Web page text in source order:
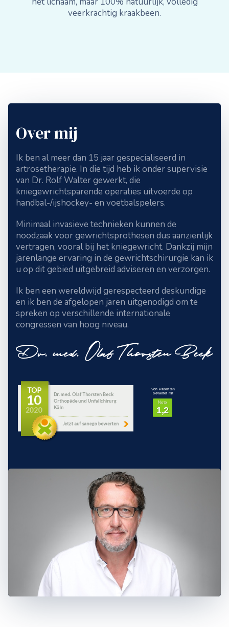
veerkrachtig kraakbeen.
Over mij
Ik ben al meer dan 15 jaar gespecialiseerd in
artrosetherapie. In die tijd heb ik onder supervisie
van Dr. Rolf Walter gewerkt, die
kniegewrichtsparende operaties uitvoerde op
handbal-/ijshockey- en voetbalspelers.
Minimaal invasieve technieken kunnen de
noodzaak voor gewrichtsprothesen dus aanzienlijk
vertragen, vooral bij het kniegewricht. Dankzij mijn
jarenlange ervaring in de gewrichtschirurgie kan ik
u op dit gebied uitgebreid adviseren en verzorgen.
Ik ben een wereldwijd gerespecteerd deskundige
en ik ben de afgelopen jaren uitgenodigd om te
spreken op verschillende internationale
congressen van hoog niveau.
Von Patienten
bewertet mit
Note
1,2